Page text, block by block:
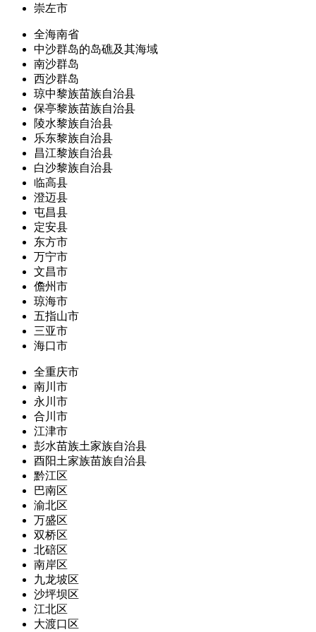
崇左市
全海南省
中沙群岛的岛礁及其海域
南沙群岛
西沙群岛
琼中黎族苗族自治县
保亭黎族苗族自治县
陵水黎族自治县
乐东黎族自治县
昌江黎族自治县
白沙黎族自治县
临高县
澄迈县
屯昌县
定安县
东方市
万宁市
文昌市
儋州市
琼海市
五指山市
三亚市
海口市
全重庆市
南川市
永川市
合川市
江津市
彭水苗族土家族自治县
酉阳土家族苗族自治县
黔江区
巴南区
渝北区
万盛区
双桥区
北碚区
南岸区
九龙坡区
沙坪坝区
江北区
大渡口区